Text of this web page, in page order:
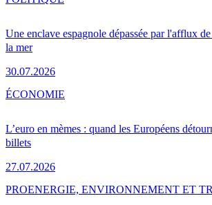
Une enclave espagnole dépassée par l'afflux
la mer
30.07.2026
L’euro en mèmes : quand les Européens
billets
27.07.2026
ÉCONOMIE
PROENERGIE, ENVIRONNEMENT ET